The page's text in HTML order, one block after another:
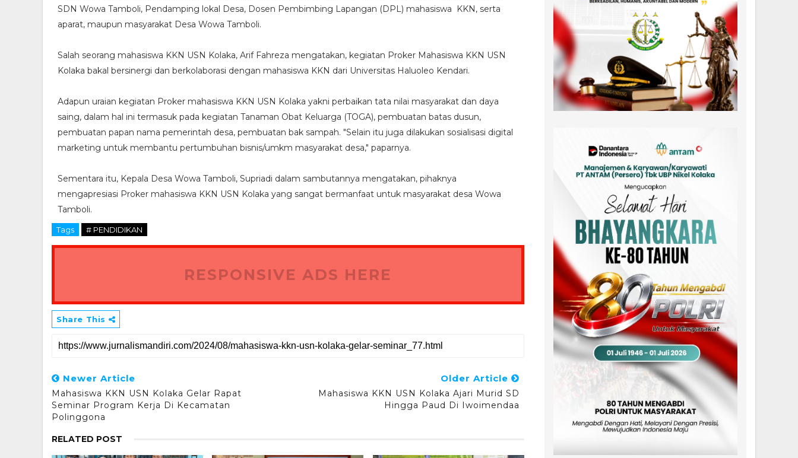
SDN Wowa Tamboli, Pendamping lokal Desa, Dosen Pembimbing Lapangan (DPL) mahasiswa KKN, serta
aparat, maupun masyarakat Desa Wowa Tamboli.
Salah seorang mahasiswa KKN USN Kolaka, Arif Fahreza mengatakan, kegiatan Proker Mahasiswa KKN USN
Kolaka bakal bersinergi dan berkolaborasi dengan mahasiswa KKN dari Universitas Haluoleo Kendari.
Adapun uraian kegiatan Proker mahasiswa KKN USN Kolaka yakni perbaikan tata nilai masyarakat dan daya
saing, dalam hal ini termasuk pada kegiatan Tanaman Obat Keluarga (TOGA), pembuatan batas dusun,
pembuatan papan nama pemerintah desa, pembuatan bak sampah. "Selain itu juga dilakukan sosialisasi digital
marketing untuk membantu pertumbuhan bisnis/umkm masyarakat desa," paparnya.
Sementara itu, Kepala Desa Wowa Tamboli, Supriadi dalam sambutannya mengatakan, pihaknya
mengapresiasi Proker mahasiswa KKN USN Kolaka yang sangat bermanfaat untuk masyarakat desa Wowa
Tamboli.
Tags # PENDIDIKAN
RESPONSIVE ADS HERE
Share This
Newer Article
Mahasiswa KKN USN Kolaka Gelar Rapat
Seminar Program Kerja Di Kecamatan
Polinggona
Older Article
Mahasiswa KKN USN Kolaka Ajari Murid SD
Hingga Paud Di Iwoimendaa
RELATED POST